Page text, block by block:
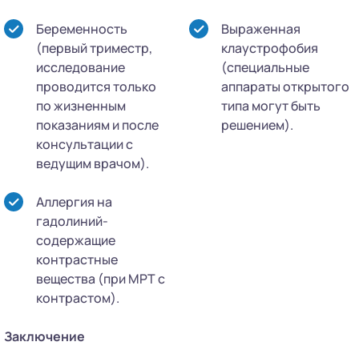
Беременность
(первый триместр,
исследование
проводится только
по жизненным
показаниям и после
консультации с
ведущим врачом).
Выраженная
клаустрофобия
(специальные
аппараты открытого
типа могут быть
решением).
Аллергия на
гадолиний-
содержащие
контрастные
вещества (при МРТ с
контрастом).
Заключение